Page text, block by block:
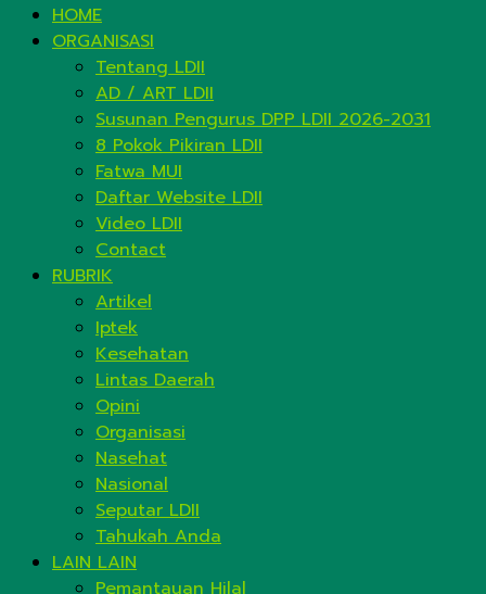
HOME
ORGANISASI
Tentang LDII
AD / ART LDII
Susunan Pengurus DPP LDII 2026-2031
8 Pokok Pikiran LDII
Fatwa MUI
Daftar Website LDII
Video LDII
Contact
RUBRIK
Artikel
Iptek
Kesehatan
Lintas Daerah
Opini
Organisasi
Nasehat
Nasional
Seputar LDII
Tahukah Anda
LAIN LAIN
Pemantauan Hilal